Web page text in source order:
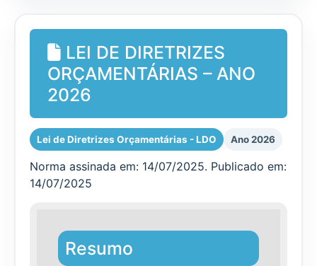
LEI DE DIRETRIZES
ORÇAMENTÁRIAS – ANO
2026
Lei de Diretrizes Orçamentárias - LDO Ano 2026
Norma assinada em: 14/07/2025. Publicado em:
14/07/2025
Resumo